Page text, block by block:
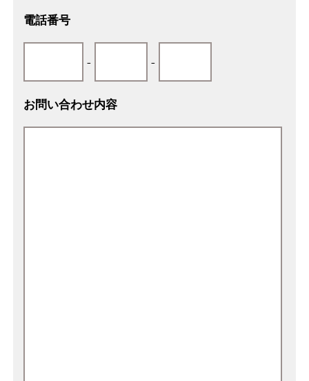
電話番号
- -
お問い合わせ内容